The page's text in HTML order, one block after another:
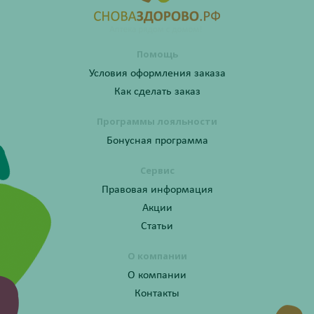
Помощь
Условия оформления заказа
Как сделать заказ
Программы лояльности
Бонусная программа
Сервис
Правовая информация
Акции
Статьи
О компании
О компании
Контакты